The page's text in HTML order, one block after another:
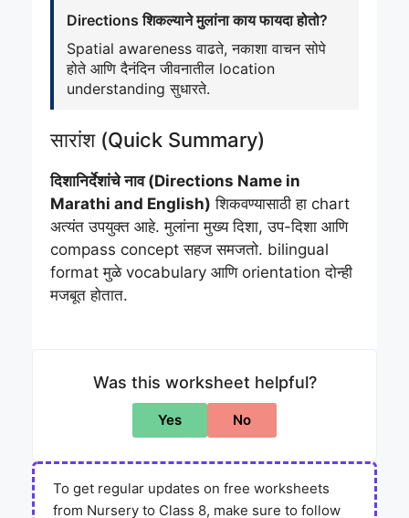
Directions शिकल्याने मुलांना काय फायदा होतो?
Spatial awareness वाढते, नकाशा वाचन सोपे
होते आणि दैनंदिन जीवनातील location
understanding सुधारते.
सारांश (Quick Summary)
दिशानिर्देशांचे नाव (Directions Name in
Marathi and English) शिकवण्यासाठी हा chart
अत्यंत उपयुक्त आहे. मुलांना मुख्य दिशा, उप-दिशा आणि
compass concept सहज समजतो. bilingual
format मुळे vocabulary आणि orientation दोन्ही
मजबूत होतात.
Was this worksheet helpful?
Yes No
To get regular updates on free worksheets
from Nursery to Class 8, make sure to follow